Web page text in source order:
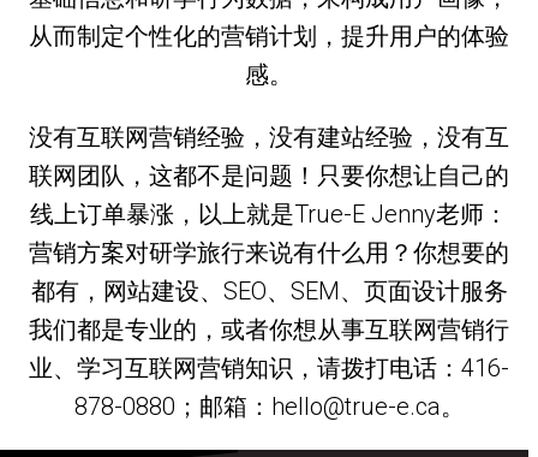
从而制定个性化的营销计划，提升用户的体验
感。
没有互联网营销经验，没有建站经验，没有互
联网团队，这都不是问题！只要你想让自己的
线上订单暴涨，以上就是True-E Jenny老师：
营销方案对研学旅行来说有什么用？你想要的
都有，网站建设、SEO、SEM、页面设计服务
我们都是专业的，或者你想从事互联网营销行
业、学习互联网营销知识，请拨打电话：416-
878-0880；邮箱：hello@true-e.ca。